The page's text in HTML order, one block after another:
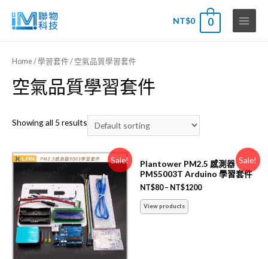
NT$0 0
Main
Home/學習套件 / 空氣品質學習套件
空氣品質學習套件
Showing all 5 results
Sale! Sale!
Plantower PM2.5 感測器
PMS5003T Arduino 學習套件
NT$80– NT$1200
View products